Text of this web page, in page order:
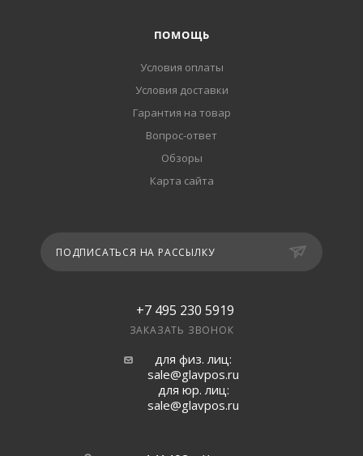
ПОМОЩЬ
Условия оплаты
Условия доставки
Гарантия на товар
Вопрос-ответ
Обзоры
Карта сайта
ПОДПИСАТЬСЯ НА РАССЫЛКУ
+7 495 230 5919
ЗАКАЗАТЬ ЗВОНОК
для физ. лиц:
sale@glavpos.ru
для юр. лиц:
sale@glavpos.ru